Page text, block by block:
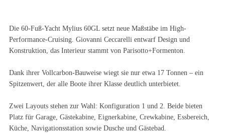
Die 60-Fuß-Yacht Mylius 60GL setzt neue Maßstäbe im High-
Performance-Cruising. Giovanni Ceccarelli entwarf Design und
Konstruktion, das Interieur stammt von Parisotto+Formenton.
Dank ihrer Vollcarbon-Bauweise wiegt sie nur etwa 17 Tonnen – ein
Spitzenwert, der alle Boote ihrer Klasse deutlich unterbietet.
Zwei Layouts stehen zur Wahl: Konfiguration 1 und 2. Beide bieten
Platz für Garage, Gästekabine, Eignerkabine, Crewkabine, Essbereich,
Küche, Navigationsstation sowie Dusche und Gästebad.